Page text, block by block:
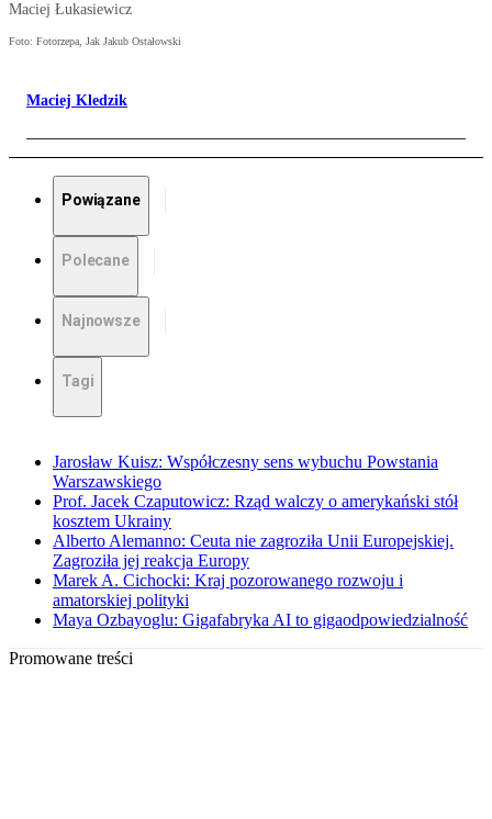
Maciej Łukasiewicz
Foto: Fotorzepa, Jak Jakub Ostałowski
Maciej Kledzik
Powiązane
Polecane
Najnowsze
Tagi
Jarosław Kuisz: Współczesny sens wybuchu Powstania
Warszawskiego
Prof. Jacek Czaputowicz: Rząd walczy o amerykański stół
kosztem Ukrainy
Alberto Alemanno: Ceuta nie zagroziła Unii Europejskiej.
Zagroziła jej reakcja Europy
Marek A. Cichocki: Kraj pozorowanego rozwoju i
amatorskiej polityki
Maya Ozbayoglu: Gigafabryka AI to gigaodpowiedzialność
Promowane treści